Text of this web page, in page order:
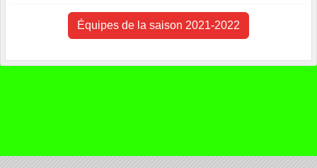
Équipes de la saison 2021-2022